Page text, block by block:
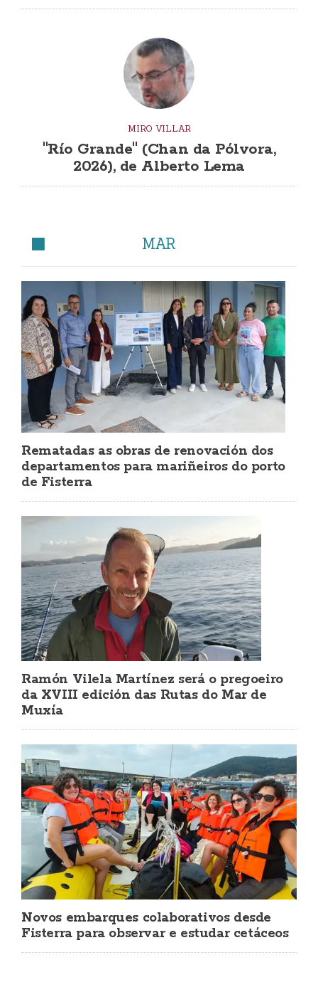
MIRO VILLAR
"Río Grande" (Chan da Pólvora,
2026), de Alberto Lema
MAR
Rematadas as obras de renovación dos
departamentos para mariñeiros do porto
de Fisterra
Ramón Vilela Martínez será o pregoeiro
da XVIII edición das Rutas do Mar de
Muxía
Novos embarques colaborativos desde
Fisterra para observar e estudar cetáceos